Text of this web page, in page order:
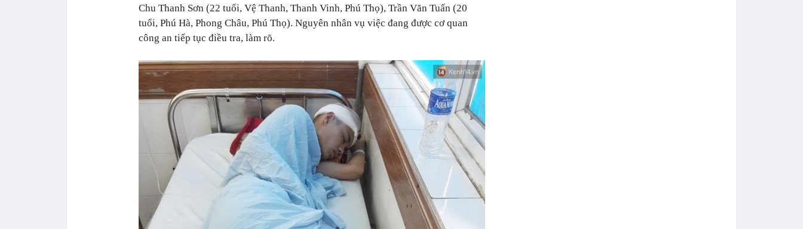
Chu Thanh Sơn (22 tuổi, Vệ Thanh, Thanh Vinh, Phú Thọ), Trần Văn Tuấn (20
tuổi, Phú Hà, Phong Châu, Phú Thọ). Nguyên nhân vụ việc đang được cơ quan
công an tiếp tục điều tra, làm rõ.